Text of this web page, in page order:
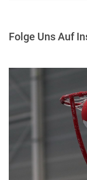
Folge Uns Auf